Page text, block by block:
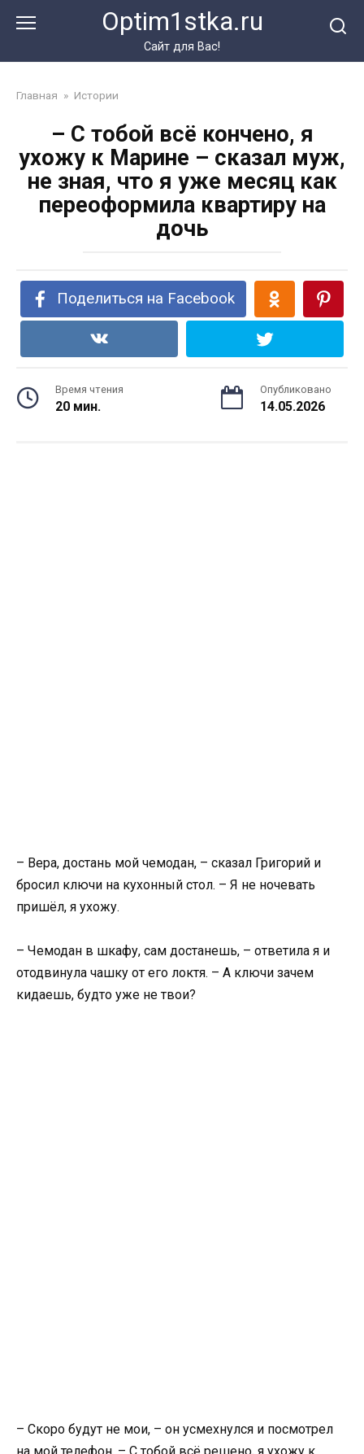
Optim1stka.ru
Сайт для Вас!
Главная » Истории
– С тобой всё кончено, я
ухожу к Марине – сказал муж,
не зная, что я уже месяц как
переоформила квартиру на
дочь
Поделиться на Facebook
Время чтения
20 мин.
Опубликовано
14.05.2026
– Вера, достань мой чемодан, – сказал Григорий и
бросил ключи на кухонный стол. – Я не ночевать
пришёл, я ухожу.
– Чемодан в шкафу, сам достанешь, – ответила я и
отодвинула чашку от его локтя. – А ключи зачем
кидаешь, будто уже не твои?
– Скоро будут не мои, – он усмехнулся и посмотрел